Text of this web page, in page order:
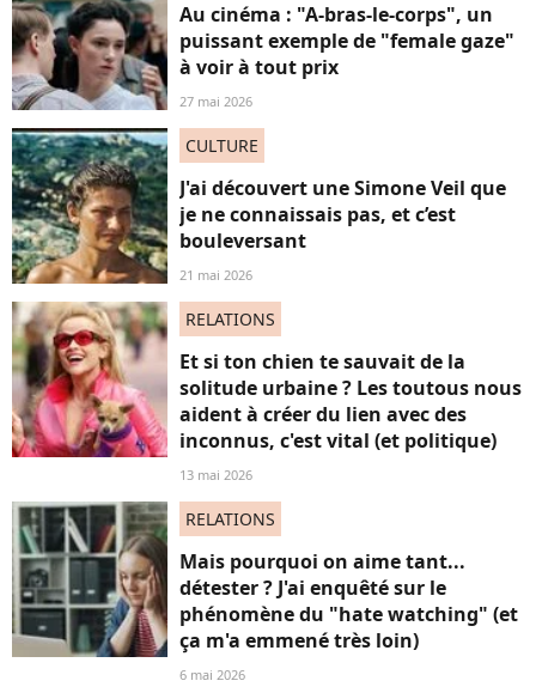
Au cinéma : "A-bras-le-corps", un
puissant exemple de "female gaze"
à voir à tout prix
27 mai 2026
CULTURE
J'ai découvert une Simone Veil que
je ne connaissais pas, et c’est
bouleversant
21 mai 2026
RELATIONS
Et si ton chien te sauvait de la
solitude urbaine ? Les toutous nous
aident à créer du lien avec des
inconnus, c'est vital (et politique)
13 mai 2026
RELATIONS
Mais pourquoi on aime tant...
détester ? J'ai enquêté sur le
phénomène du "hate watching" (et
ça m'a emmené très loin)
6 mai 2026